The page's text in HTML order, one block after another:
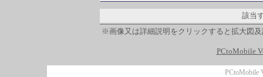
該当
※画像又は詳細説明をクリックすると拡大図
PCtoMobile
PCtoMobile